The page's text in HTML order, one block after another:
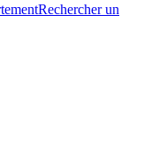
Rechercher un